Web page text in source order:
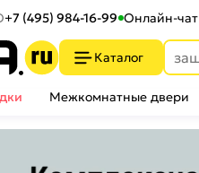
+7 (495) 984-16-99 Онлайн-чат
Каталог
Межкомнатные двери